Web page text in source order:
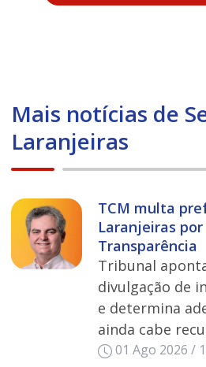
Mais notícias de
Laranjeiras
TCM multa
Laranjeiras
Transparência
Tribunal
divulgação de
e determina
ainda cabe
01 Ago 2026 /